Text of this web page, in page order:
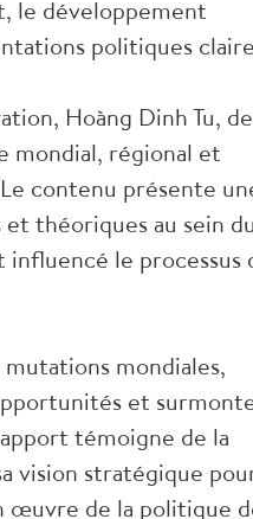
le développement
politiques
Hoàng Dinh Tu,
mondial, régional et
contenu présente
théoriques au sein du
le processus
mondiales,
et
témoigne de la
vision stratégique
œuvre de la politique